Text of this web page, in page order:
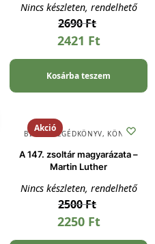
Nincs készleten, rendelhető
2690Ft
2421 Ft
Kosárba teszem
Akció
BIBLIAI SEGÉDKÖNYV, KÖNYV
A 147. zsoltár magyarázata –
Martin Luther
Nincs készleten, rendelhető
2500Ft
2250 Ft